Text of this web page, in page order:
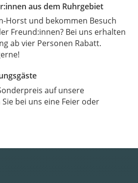
aus dem Ruhrgebiet
Horst und bekommen Besuch
Freund:innen? Bei uns erhalten
ab vier Personen Rabatt.
auf unsere
bei uns eine Feier oder